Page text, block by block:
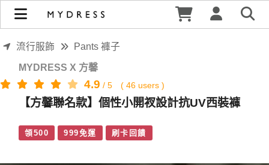
【方馨聯名款】個性小開衩設計抗UV西裝褲 | MYDRESS 時裳
流行服飾 Pants 褲子
MYDRESS X 方馨
4.9 / 5 ( 46 users )
【方馨聯名款】個性小開衩設計抗UV西裝褲
領500 999免運 刷卡回饋